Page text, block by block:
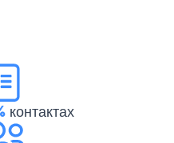
контактах